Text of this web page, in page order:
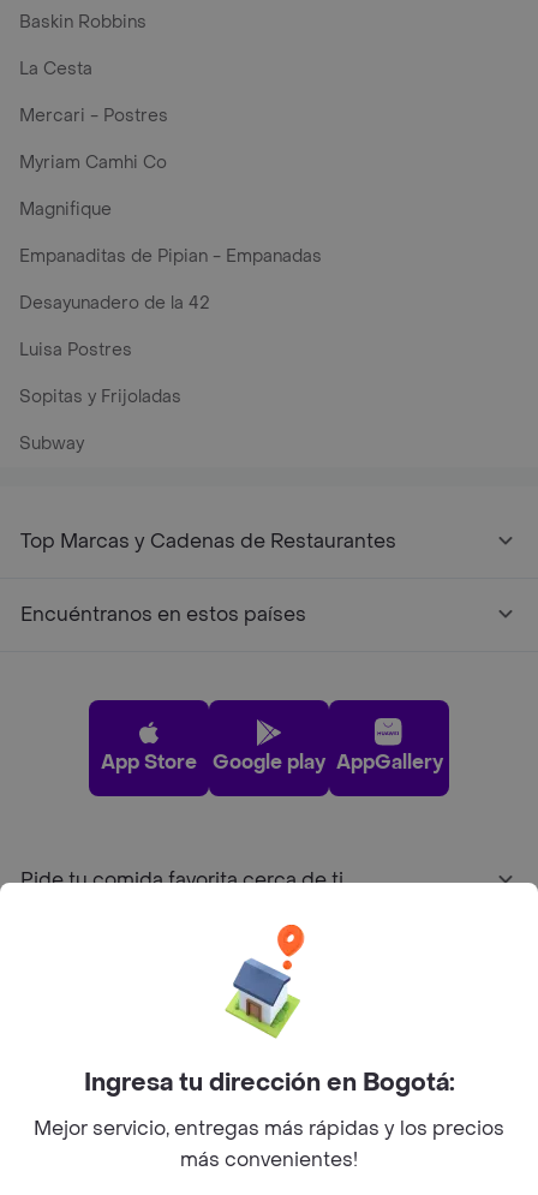
Baskin Robbins
La Cesta
Mercari - Postres
Myriam Camhi Co
Magnifique
Empanaditas de Pipian - Empanadas
Desayunadero de la 42
Luisa Postres
Sopitas y Frijoladas
Subway
Top Marcas y Cadenas de Restaurantes
Encuéntranos en estos países
App Store Google play AppGallery
Pide tu comida favorita cerca de ti
Sobre Rappi
Facebook
Twitter
Instagram
Ingresa tu dirección en Bogotá:
Mejor servicio, entregas más rápidas y los precios
más convenientes!